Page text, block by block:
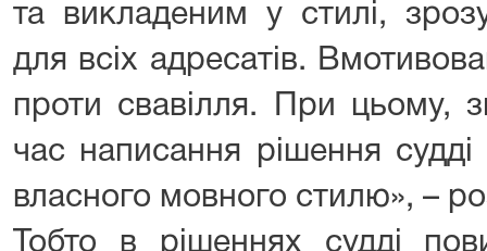
та викладеним у стилі,
для всіх адресатів.
проти свавілля. При цьому,
час написання рішення
власного мовного стилю», –
Тобто в рішеннях судді